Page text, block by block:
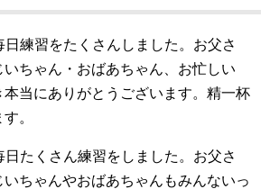
日練習をたくさんしました。お父さ
ちゃん・おばあちゃん、お忙しい
当にありがとうございます。精一杯
。
日たくさん練習をしました。お父さ
ちゃんやおばあちゃんもみんないっ